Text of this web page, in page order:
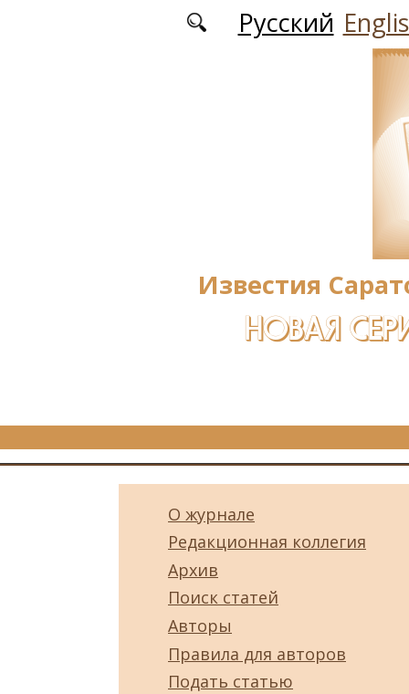
Перейти к основному содержаниюРусский
Известия
НОВАЯ
О журнале
Редакционная коллегия
Архив
Поиск статей
Авторы
Правила для авторов
Подать статью